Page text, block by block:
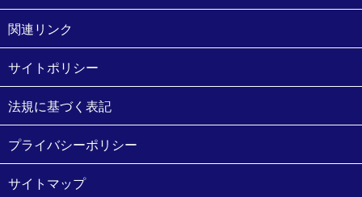
関連リンク
サイトポリシー
法規に基づく表記
プライバシーポリシー
サイトマップ